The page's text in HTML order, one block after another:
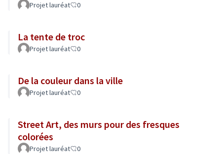
Projet lauréat 0
La tente de troc
Projet lauréat 0
De la couleur dans la ville
Projet lauréat 0
Street Art, des murs pour des fresques
colorées
Projet lauréat 0